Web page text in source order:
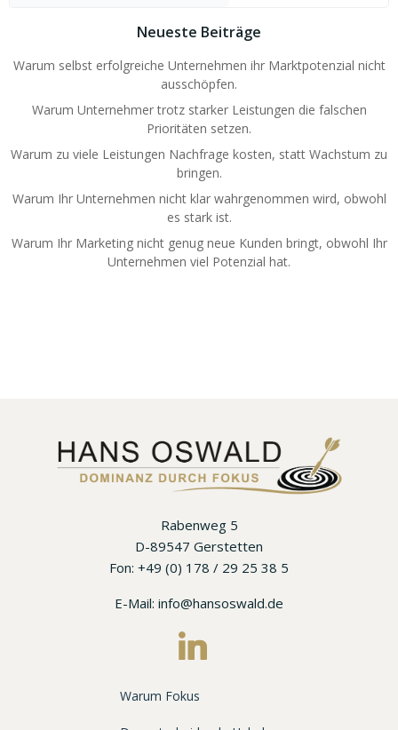
Neueste Beiträge
Warum selbst erfolgreiche Unternehmen ihr Marktpotenzial nicht
ausschöpfen.
Warum Unternehmer trotz starker Leistungen die falschen
Prioritäten setzen.
Warum zu viele Leistungen Nachfrage kosten, statt Wachstum zu
bringen.
Warum Ihr Unternehmen nicht klar wahrgenommen wird, obwohl
es stark ist.
Warum Ihr Marketing nicht genug neue Kunden bringt, obwohl Ihr
Unternehmen viel Potenzial hat.
Rabenweg 5
D-89547 Gerstetten
Fon: +49 (0) 178 / 29 25 38 5
E-Mail: info@hansoswald.de
Warum Fokus